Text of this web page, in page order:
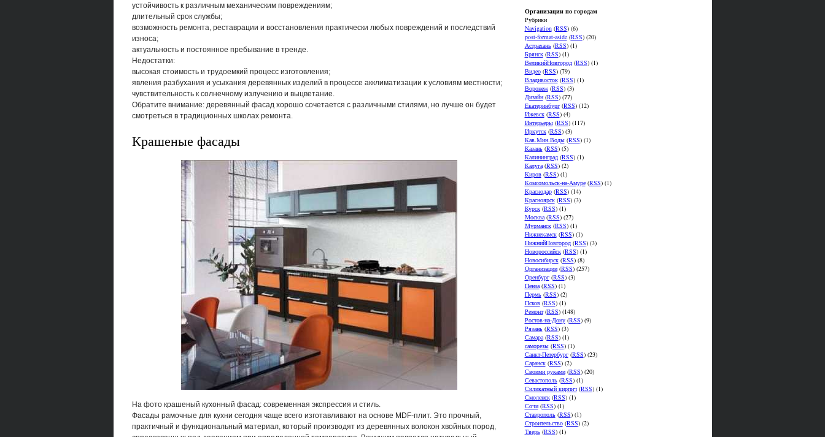
устойчивость к различным механическим повреждениям;
длительный срок службы;
возможность ремонта, реставрации и восстановления практически любых повреждений и последствий
износа;
актуальность и постоянное пребывание в тренде.
Недостатки:
высокая стоимость и трудоемкий процесс изготовления;
явления разбухания и усыхания деревянных изделий в процессе акклиматизации к условиям местности;
чувствительность к солнечному излучению и выцветание.
Обратите внимание: деревянный фасад хорошо сочетается с различными стилями, но лучше он будет
смотреться в традиционных школах ремонта.
Крашеные фасады
На фото крашеный кухонный фасад: современная экспрессия и стиль.
Фасады рамочные для кухни сегодня чаще всего изготавливают на основе MDF-плит. Это прочный,
практичный и функциональный материал, который производят из деревянных волокон хвойных пород,
Организации по городам
Рубрики
Navigation(RSS) (6)
post-format-aside(RSS) (20)
Астрахань(RSS) (1)
Брянск(RSS) (1)
ВеликийНовгород(RSS) (1)
Видео(RSS) (79)
Владивосток(RSS) (1)
Воронеж(RSS) (3)
Дизайн(RSS) (77)
Екатеринбург(RSS) (12)
Ижевск(RSS) (4)
Интерьеры(RSS) (117)
Иркутск(RSS) (3)
Кав.Мин.Воды(RSS) (1)
Казань(RSS) (5)
Калининград(RSS) (1)
Калуга(RSS) (2)
Киров(RSS) (1)
Комсомольск-на-Амуре(RSS) (1)
Краснодар(RSS) (14)
Красноярск(RSS) (3)
Курск(RSS) (1)
Москва(RSS) (27)
Мурманск(RSS) (1)
Нижнекамск(RSS) (1)
НижнийНовгород(RSS) (3)
Новороссийск(RSS) (1)
Новосибирск(RSS) (8)
Организации(RSS) (257)
Оренбург(RSS) (3)
Пенза(RSS) (1)
Пермь(RSS) (2)
Псков(RSS) (1)
Ремонт(RSS) (148)
Ростов-на-Дону(RSS) (9)
Рязань(RSS) (3)
Самара(RSS) (1)
саморезы(RSS) (1)
Санкт-Петербург(RSS) (23)
Саранск(RSS) (2)
Своими руками(RSS) (20)
Севастополь(RSS) (1)
Силикатный кирпич(RSS) (1)
Смоленск(RSS) (1)
Сочи(RSS) (1)
Ставрополь(RSS) (1)
Строительство(RSS) (2)
Тверь(RSS) (1)